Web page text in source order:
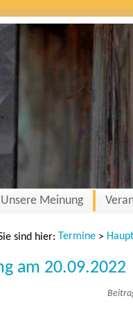
Unsere Meinung
sind hier: Termine >
am 20.09.2022